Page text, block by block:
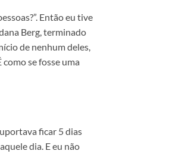
Então eu tive
Berg, terminado
de nenhum deles,
se fosse uma
ficar 5 dias
dia. E eu não